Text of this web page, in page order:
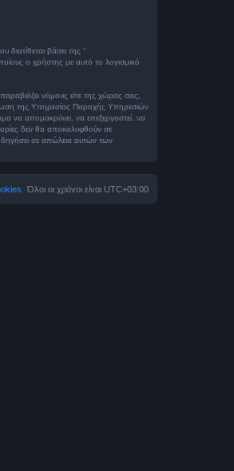
βάσει της “
ο χρήστης με αυτό το λογισμικό
νόμους είτε της χώρας σας,
της Υπηρεσίας Παροχής Υπηρεσιών
να απομακρύνει, να επεξεργαστεί, να
δεν θα αποκαλυφθούν σε
σε απώλεια αυτών των
Όλοι οι χρόνοι είναι UTC+03:00